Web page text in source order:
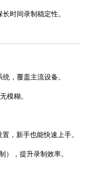
时间录制稳定性。
，覆盖主流设备。
模糊。
，新手也能快速上手。
，提升录制效率。